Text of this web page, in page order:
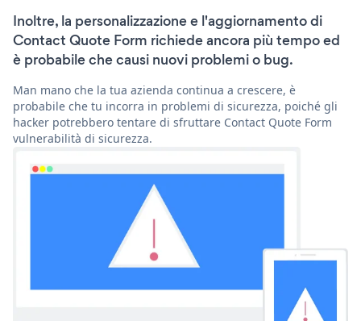
Inoltre, la personalizzazione e l'aggiornamento di
Contact Quote Form richiede ancora più tempo ed
è probabile che causi nuovi problemi o bug.
Man mano che la tua azienda continua a crescere, è
probabile che tu incorra in problemi di sicurezza, poiché gli
hacker potrebbero tentare di sfruttare Contact Quote Form
vulnerabilità di sicurezza.